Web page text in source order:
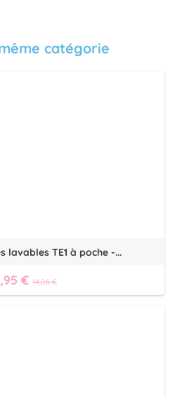
catégorie
lavables TE1 à poche -...
€ 14,06 €